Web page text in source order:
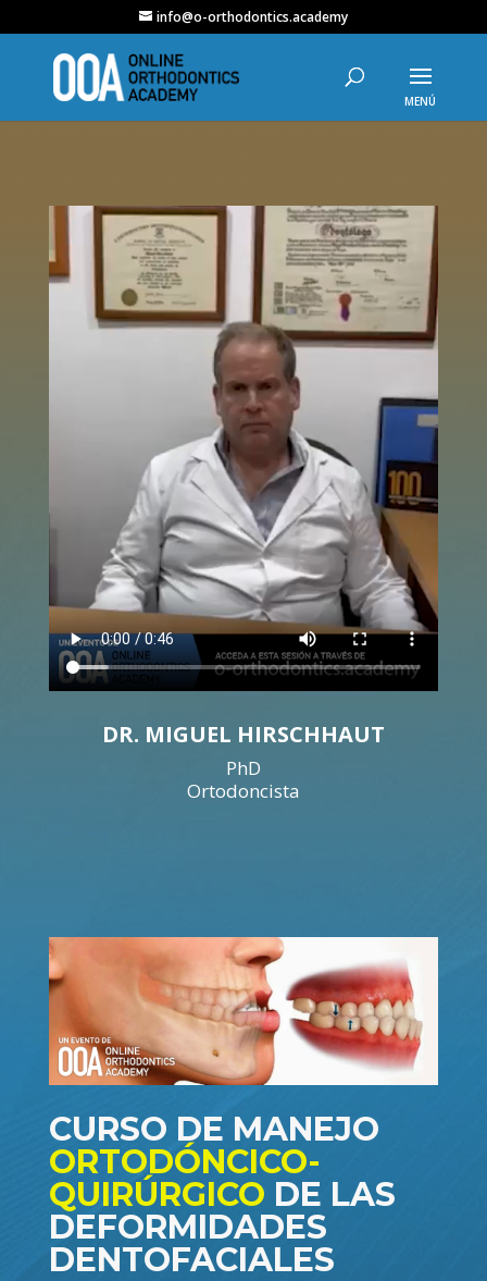
info@o-orthodontics.academy
DR. MIGUEL HIRSCHHAUT
PhD
Ortodoncista
CURSO DE MANEJO
ORTODÓNCICO-
QUIRÚRGICO DE LAS
DEFORMIDADES
DENTOFACIALES